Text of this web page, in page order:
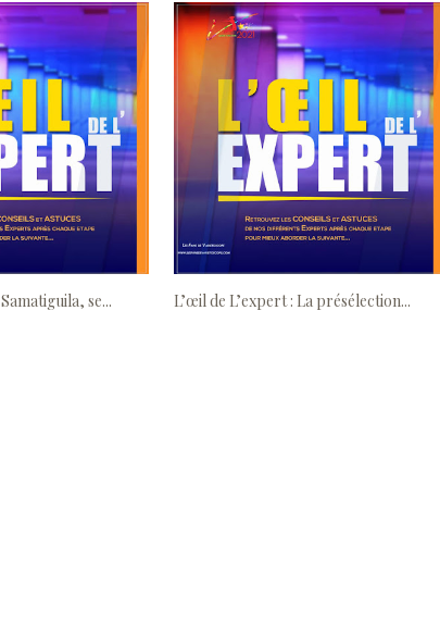
se... L’œil de L’expert : La présélection...